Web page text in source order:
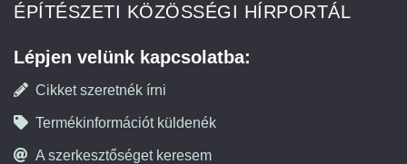
ÉPÍTÉSZETI KÖZÖSSÉGI HÍRPORTÁL
Lépjen velünk kapcsolatba:
Cikket szeretnék írni
Termékinformációt küldenék
A szerkesztőséget keresem